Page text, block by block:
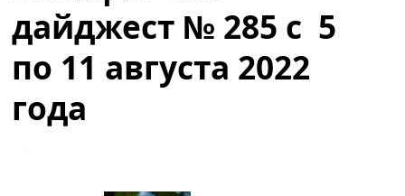
дайджест № 285 с 5
по 11 августа 2022
года